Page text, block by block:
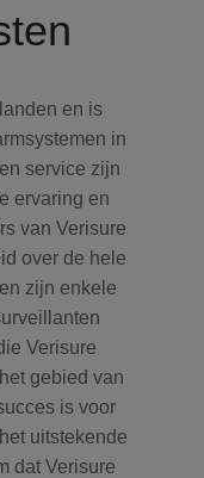
en is
in
service zijn
ervaring en
van Verisure
over de hele
zijn enkele
Verisure
gebied van
is voor
uitstekende
dat Verisure